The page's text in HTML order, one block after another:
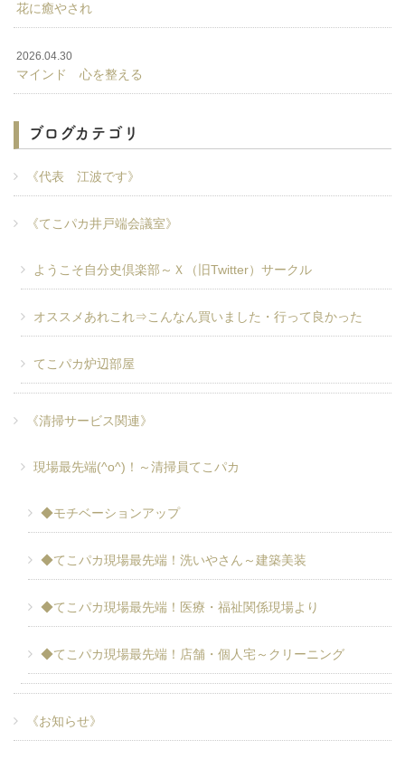
花に癒やされ
2026.04.30
マインド 心を整える
ブログカテゴリ
《代表 江波です》
《てこパカ井戸端会議室》
ようこそ自分史倶楽部～Ｘ（旧Twitter）サークル
オススメあれこれ⇒こんなん買いました・行って良かった
てこパカ炉辺部屋
《清掃サービス関連》
現場最先端(^o^)！～清掃員てこパカ
◆モチベーションアップ
◆てこパカ現場最先端！洗いやさん～建築美装
◆てこパカ現場最先端！医療・福祉関係現場より
◆てこパカ現場最先端！店舗・個人宅～クリーニング
《お知らせ》